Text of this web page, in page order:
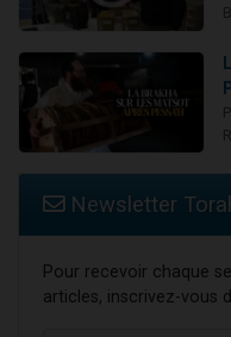
Newsletter
Pour recevoir chaque
articles, inscrivez-vous